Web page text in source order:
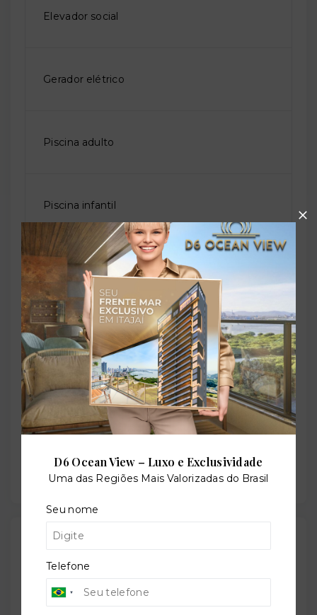
Elevador social
Gerador elétrico
Piscina adulto
Piscina infantil
Playground
Salão de festas
Sauna
Solarium
Outras Informações
Referência:
O-54491-83648
D6 Ocean View – Luxo e Exclusividade
Uma das Regiões Mais Valorizadas do Brasil
Seu nome
Telefone